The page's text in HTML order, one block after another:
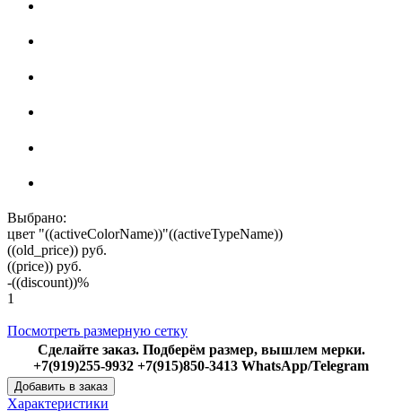
Выбрано:
цвет "((activeColorName))"((activeTypeName))
((old_price)) руб.
((price)) руб.
-((discount))%
1
Посмотреть размерную сетку
Сделайте заказ. Подберём размер, вышлем мерки.
+7(919)255-9932 +7(915)850-3413 WhatsApp/Telegram
Добавить в заказ
Характеристики